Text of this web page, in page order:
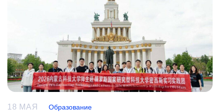
18 МАЯ Образование